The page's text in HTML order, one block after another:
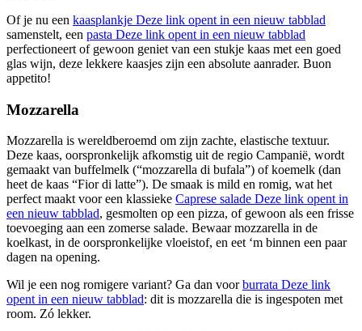
Of je nu een kaasplankje Deze link opent in een nieuw tabblad
samenstelt, een pasta Deze link opent in een nieuw tabblad
perfectioneert of gewoon geniet van een stukje kaas met een goed
glas wijn, deze lekkere kaasjes zijn een absolute aanrader. Buon
appetito!
Mozzarella
Mozzarella is wereldberoemd om zijn zachte, elastische textuur.
Deze kaas, oorspronkelijk afkomstig uit de regio Campanië, wordt
gemaakt van buffelmelk (“mozzarella di bufala”) of koemelk (dan
heet de kaas “Fior di latte”). De smaak is mild en romig, wat het
perfect maakt voor een klassieke Caprese salade Deze link opent in
een nieuw tabblad, gesmolten op een pizza, of gewoon als een frisse
toevoeging aan een zomerse salade. Bewaar mozzarella in de
koelkast, in de oorspronkelijke vloeistof, en eet ‘m binnen een paar
dagen na opening.
Wil je een nog romigere variant? Ga dan voorburrata Deze link
opent in een nieuw tabblad: dit is mozzarella die is ingespoten met
room. Zó lekker.